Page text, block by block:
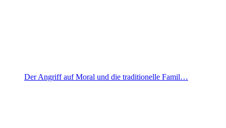
Der Angriff auf Moral und die traditionelle Famil…